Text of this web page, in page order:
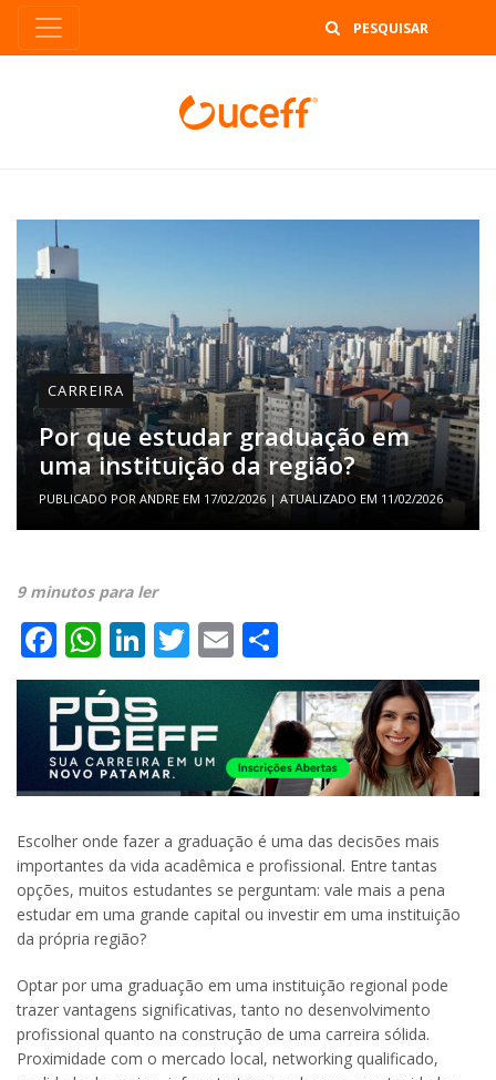
CARREIRA
Por que estudar graduação em
uma instituição da região?
PUBLICADO POR ANDRE EM 17/02/2026 | ATUALIZADO EM 11/02/2026
9 minutos para ler
Facebook
WhatsApp
LinkedIn
Twitter
Email
Escolher onde fazer a graduação é uma das decisões mais
importantes da vida acadêmica e profissional. Entre tantas
opções, muitos estudantes se perguntam: vale mais a pena
estudar em uma grande capital ou investir em uma instituição
da própria região?
Optar por uma graduação em uma instituição regional pode
trazer vantagens significativas, tanto no desenvolvimento
profissional quanto na construção de uma carreira sólida.
Proximidade com o mercado local, networking qualificado,